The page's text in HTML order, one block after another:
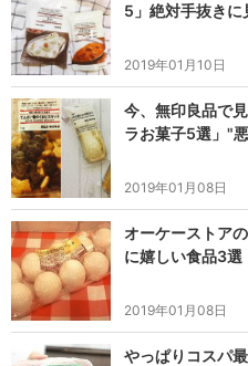
5」絶対手抜きに
2019年01月10日
今、無印良品で
ラお菓子5選」"
2019年01月08日
オーケーストア
に嬉しい食品3選
2019年01月08日
やっぱりコスパ